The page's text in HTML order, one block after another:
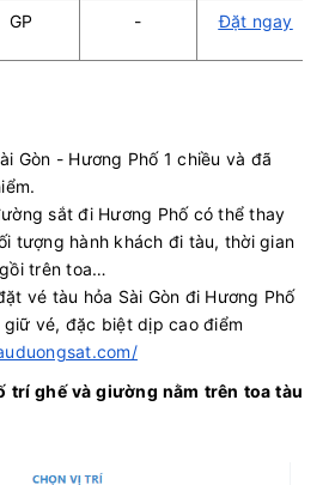
GP - Đặt ngay
Gòn - Hương Phố 1 chiều và đã
sắt đi Hương Phố có thể thay
tượng hành khách đi tàu, thời gian
trên toa…
vé tàu hỏa Sài Gòn đi Hương Phố
vé, đặc biệt dịp cao điểm
trí ghế và giường nằm trên toa tàu